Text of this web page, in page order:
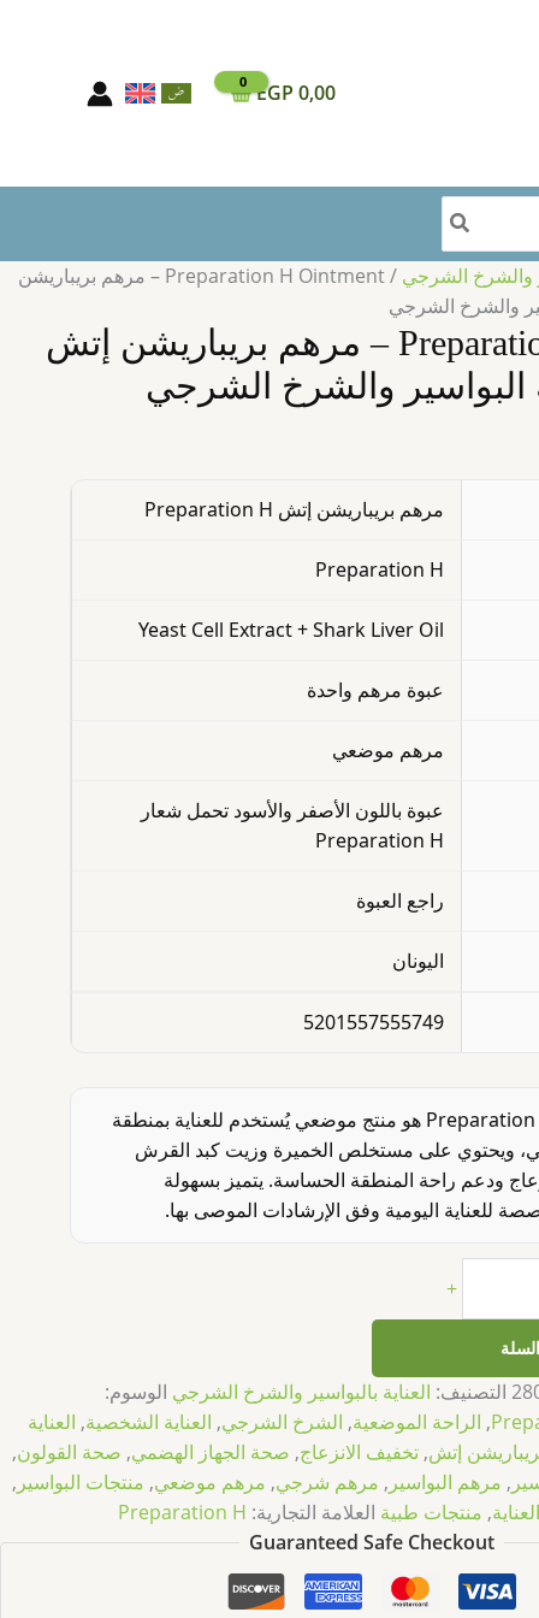
0,00
EGP
والشرخ الشرجي
/ Preparation H Ointment – مرهم بريباريشن
والشرخ الشرجي
Preparation H Ointment – مرهم بريباريشن إتش
البواسير والشرخ الشرجي
مرهم بريباريشن إتش Preparation H
Preparation H
Yeast Cell Extract + Shark Liver Oil
عبوة مرهم واحدة
مرهم موضعي
عبوة باللون الأصفر والأسود تحمل شعار
Preparation H
راجع العبوة
اليونان
5201557555749
مرهم بريباريشن إتش Preparation H هو منتج موضعي يُستخدم للعناية بمنطقة
ويحتوي على مستخلص الخميرة وزيت كبد القرش
ودعم راحة المنطقة الحساسة. يتميز بسهولة
للعناية اليومية وفق الإرشادات الموصى بها.
+
التصنيف: العناية بالبواسير والشرخ الشرجي الوسوم:
, الراحة الموضعية, الشرخ الشرجي, العناية الشخصية, العناية
إتش, تخفيف الانزعاج, صحة الجهاز الهضمي, صحة القولون,
, مرهم البواسير , مرهم شرجي, مرهم موضعي, منتجات البواسير ,
, منتجات طبية العلامة التجارية: Preparation H
Guaranteed Safe Checkout
والشرخ
الشرجي